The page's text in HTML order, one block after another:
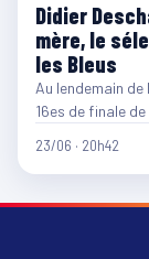
Didier
mère, le
les Bleus
Au lendemain
16es de finale
23/06 · 20h42